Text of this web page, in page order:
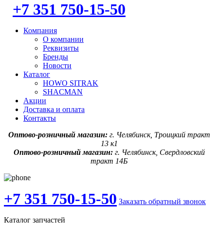
+7 351 750-15-50
Компания
О компании
Реквизиты
Бренды
Новости
Каталог
HOWO SITRAK
SHACMAN
Акции
Доставка и оплата
Контакты
Оптово-розничный магазин: г. Челябинск, Троицкий тракт
13 к1
Оптово-розничный магазин:г. Челябинск, Свердловский
тракт 14Б
+7 351 750-15-50 Заказать обратный звонок
Каталог запчастей